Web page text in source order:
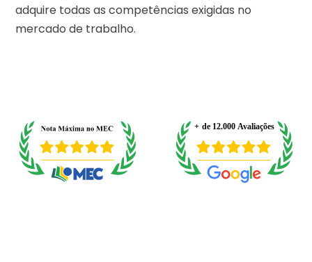
adquire todas as competências exigidas no
mercado de trabalho.